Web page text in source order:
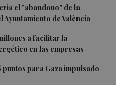
el "abandono" de la
de València
a facilitar la
en las empresas
para Gaza impulsado